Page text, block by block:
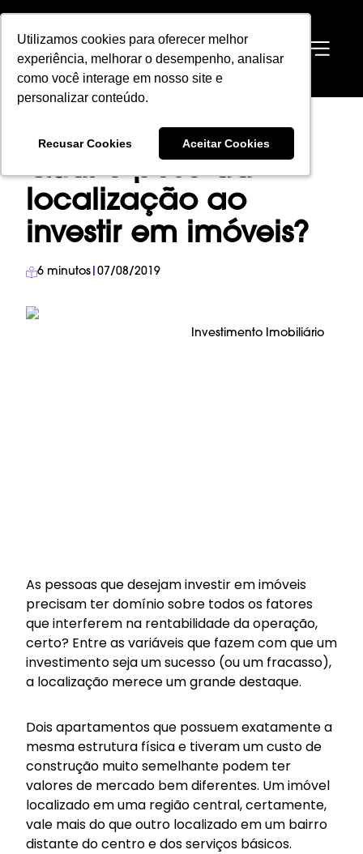
Utilizamos cookies para oferecer melhor
experiência, melhorar o desempenho, analisar
como você interage em nosso site e
personalizar conteúdo.
Recusar Cookies Aceitar Cookies
Utilizamos cookies para oferecer melhor
experiência, melhorar o desempenho, analisar
como você interage em nosso site e
personalizar conteúdo.
Recusar Cookies Aceitar Cookies
EN
INVESTIMENTO IMOBILIÁRIO
→
QUAL O PESO DA LOCALIZAÇÃO AO INVESTIR EM IMÓVEIS?
Qual o peso da
localização ao
investir em imóveis?
6 minutos 07/08/2019
Investimento Imobiliário
As pessoas que desejam investir em imóveis
precisam ter domínio sobre todos os fatores
que interferem na rentabilidade da operação,
certo? Entre as variáveis que fazem com que um
investimento seja um sucesso (ou um fracasso),
a localização merece um grande destaque.
Dois apartamentos que possuem exatamente a
mesma estrutura física e tiveram um custo de
construção muito semelhante podem ter
valores de mercado bem diferentes. Um imóvel
localizado em uma região central, certamente,
vale mais do que outro localizado em um bairro
distante do centro e dos serviços básicos.